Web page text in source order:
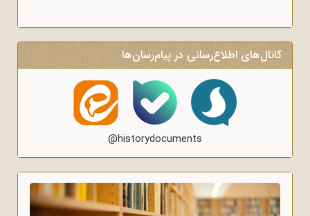
کانال‌های اطلاع‌رسانی در پیام‌رسان‌ها
@historydocuments